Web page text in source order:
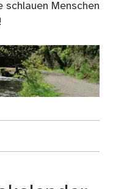
Menschen